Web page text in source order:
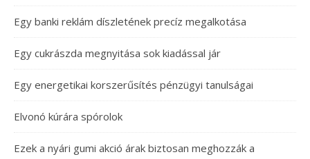
Egy banki reklám díszletének precíz megalkotása
Egy cukrászda megnyitása sok kiadással jár
Egy energetikai korszerűsítés pénzügyi tanulságai
Elvonó kúrára spórolok
Ezek a nyári gumi akció árak biztosan meghozzák a